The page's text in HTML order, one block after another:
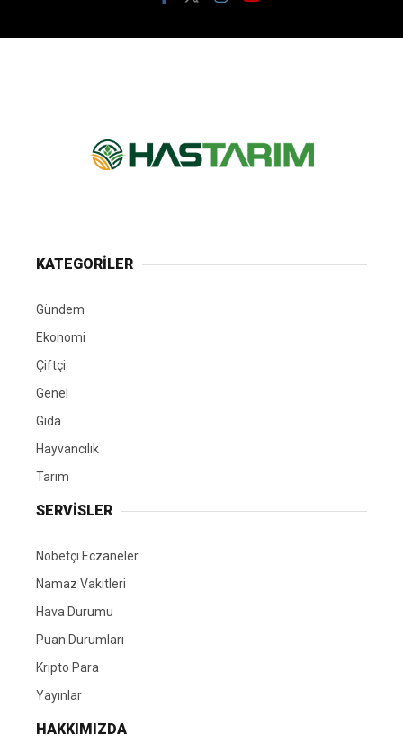
KATEGORİLER
Gündem
Ekonomi
Çiftçi
Genel
Gıda
Hayvancılık
Tarım
SERVİSLER
Nöbetçi Eczaneler
Namaz Vakitleri
Hava Durumu
Puan Durumları
Kripto Para
Yayınlar
HAKKIMIZDA